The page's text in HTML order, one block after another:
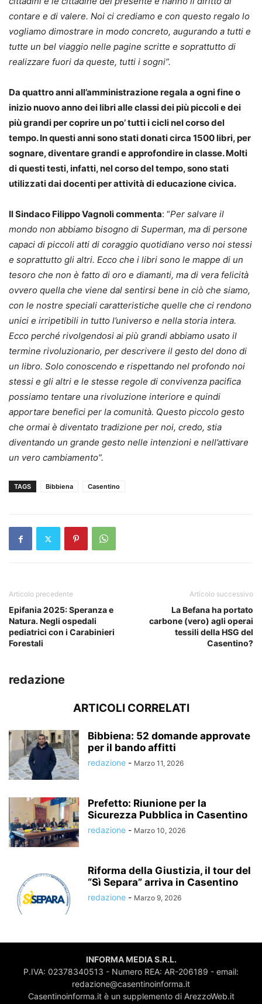
contare e di valere. Noi ci crediamo e con questo regalo lo
vogliamo dimostrare in modo concreto, augurando a tutti e
tutte un bel viaggio nelle pagine scritte e soprattutto di
realizzare fuori da queste, tutti i sogni”.
Da quattro anni all’amministrazione regala a ogni fine o
inizio nuovo anno dei libri alle classi dei più piccoli e dei
più grandi per coprire un po’ tutti i cicli nel corso del
tempo. In questi anni sono stati donati circa 1500 libri, per
sognare, diventare grandi e approfondire in classe. Molti
di questi testi, infatti, nel corso del tempo, sono stati
utilizzati dai docenti per attività di educazione civica.
Il Sindaco Filippo Vagnoli commenta: “Per salvare il
mondo non abbiamo bisogno di Superman, ma di persone
capaci di piccoli atti di coraggio quotidiano verso noi stessi
e soprattutto gli altri. Ecco che i libri sono le mappe di un
tesoro che non è fatto di oro e diamanti, ma di vera felicità
ovvero quella che viene dal sentirsi bene in ciò che siamo,
con le nostre speciali caratteristiche quelle che ci rendono
unici e irripetibili in tutto l’universo e nella storia intera.
Ecco perché rivolgendosi ai più grandi abbiamo usato il
termine rivoluzionario, per descrivere il gesto del dono di
un libro. Solo conoscendo e rispettando nel profondo noi
stessi e gli altri e le stesse regole di convivenza pacifica
possiamo tentare una rivoluzione interiore e quindi
apportare benefici per la comunità. Questo piccolo gesto
che ormai è diventato tradizione per noi, credo, stia
diventando un grande gesto nelle intenzioni e nell’attivare
un vero cambiamento”.
TAGS Bibbiena Casentino
Articolo precedente
Epifania 2025: Speranza e
Natura. Negli ospedali
pediatrici con i Carabinieri
Forestali
Articolo successivo
La Befana ha portato
carbone (vero) agli operai
tessili della HSG del
Casentino?
redazione
ARTICOLI CORRELATI
Bibbiena: 52 domande approvate
per il bando affitti
redazione - Marzo 11, 2026
Prefetto: Riunione per la
Sicurezza Pubblica in Casentino
redazione - Marzo 10, 2026
Riforma della Giustizia, il tour del
“Sì Separa” arriva in Casentino
redazione - Marzo 9, 2026
INFORMA MEDIA S.R.L.
P.IVA: 02378340513 - Numero REA: AR-206189 - email:
redazione@casentinoinforma.it
Casentinoinforma.it è un supplemento di ArezzoWeb.it